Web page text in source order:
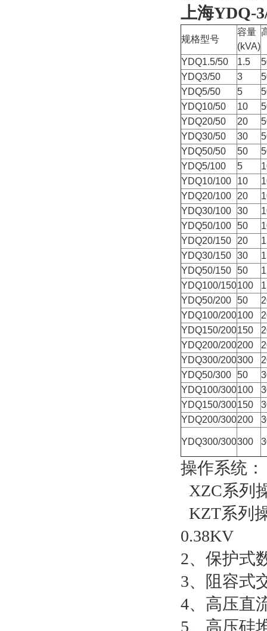
上海YDQ-
规格型号
容量
(kVA)
YDQ1.5/50
1.5
YDQ3/50
3
YDQ5/50
5
YDQ10/50
10
YDQ20/50
20
YDQ30/50
30
YDQ50/50
50
YDQ5/100
5
YDQ10/100
10
YDQ20/100
20
YDQ30/100 30
YDQ50/100 50
YDQ20/150
20
YDQ30/150 30
YDQ50/150 50
YDQ100/150100
YDQ50/200 50
YDQ100/200100
YDQ150/200150
YDQ200/200200
YDQ300/200300
YDQ50/300 50
YDQ100/300100
YDQ150/300150
YDQ200/300200
YDQ300/300300
操作系统：
XZC系列
KZT系列
0.38KV
2、保护式
3、阻容式
4、高压直
5、高压硅